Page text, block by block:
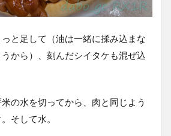
と足して（油は一緒に揉み込まな
から）、刻んだシイタケも混ぜ込
の水を切ってから、肉と同じよう
そして水。